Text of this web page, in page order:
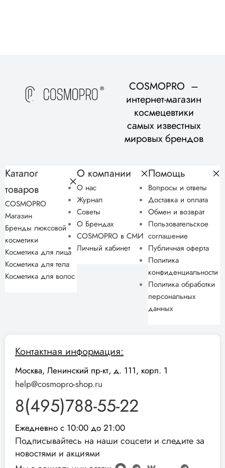
COSMOPRO –
интернет-магазин
космецевтики
самых известных
мировых брендов
Каталог
товаров
COSMOPRO
Магазин
Бренды люксовой
косметики
Косметика для лица
Косметика для тела
Косметика для волос
О компании
О нас
Журнал
Советы
О Брендах
COSMOPRO в СМИ
Личный кабинет
Помощь
Вопросы и ответы
Доставка и оплата
Обмен и возврат
Пользовательское
соглашение
Публичная оферта
Политика
конфиденциальности
Политика обработки
персональных
данных
Контактная информация:
Москва, Ленинский пр-кт, д. 111, корп. 1
help@cosmopro-shop.ru
8(495)788-55-22
Ежедневно с 10:00 до 21:00
Подписывайтесь на наши соцсети и следите за
новостями и акциями